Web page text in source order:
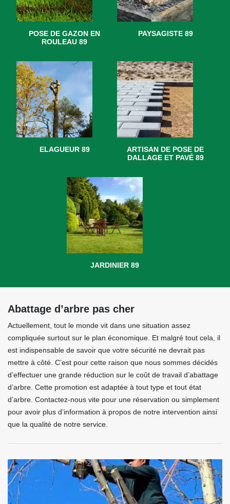
POSE DE GAZON EN
ROULEAU 89
PAYSAGISTE 89
ELAGUEUR 89
ARTISAN DE POSE DE
DALLAGE ET PAVÉ 89
JARDINIER 89
Abattage d’arbre pas cher
Actuellement, tout le monde vit dans une situation assez
compliquée surtout sur le plan économique. Et malgré tout cela, il
est indispensable de savoir que votre sécurité ne devrait pas
mettre à côté. C’est pour cette raison que nous sommes décidés
d’effectuer une grande réduction sur le coût de travail d’abattage
d’arbre. Cette promotion est adaptée à tout type et tout état
d’arbre. Contactez-nous vite pour une réservation ou simplement
pour avoir plus d’information à propos de notre intervention ainsi
que la qualité de notre service.